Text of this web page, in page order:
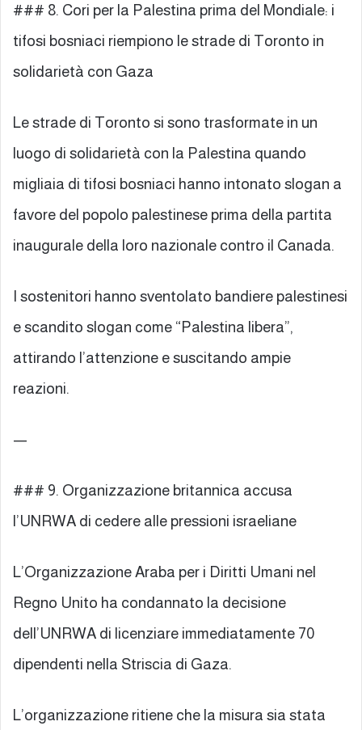
### 8. Cori per la Palestina prima del Mondiale: i
tifosi bosniaci riempiono le strade di Toronto in
solidarietà con Gaza
Le strade di Toronto si sono trasformate in un
luogo di solidarietà con la Palestina quando
migliaia di tifosi bosniaci hanno intonato slogan a
favore del popolo palestinese prima della partita
inaugurale della loro nazionale contro il Canada.
I sostenitori hanno sventolato bandiere palestinesi
e scandito slogan come “Palestina libera”,
attirando l’attenzione e suscitando ampie
reazioni.
—
### 9. Organizzazione britannica accusa
l’UNRWA di cedere alle pressioni israeliane
L’Organizzazione Araba per i Diritti Umani nel
Regno Unito ha condannato la decisione
dell’UNRWA di licenziare immediatamente 70
dipendenti nella Striscia di Gaza.
L’organizzazione ritiene che la misura sia stata